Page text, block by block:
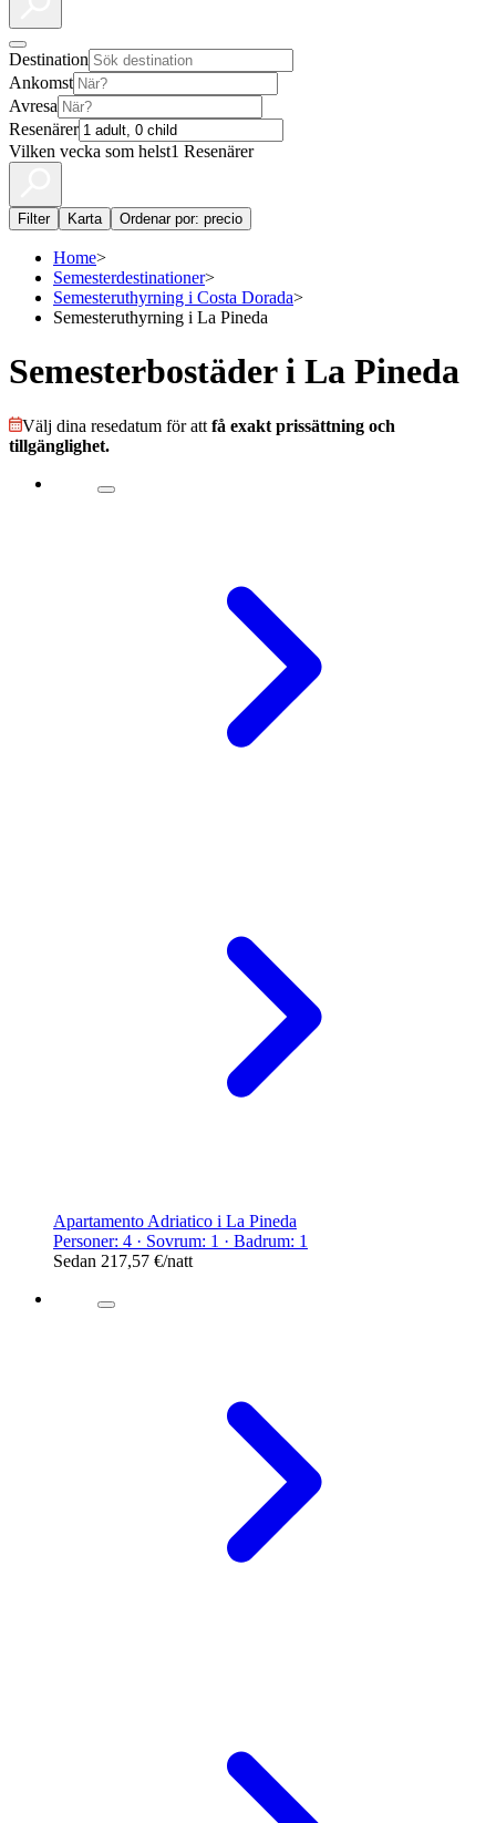
Destination
Ankomst
Avresa
Resenärer
Vilken vecka som helst1 Resenärer
Filter Karta Ordenar por: precio
Home>
Semesterdestinationer>
Semesteruthyrning i Costa Dorada>
Semesteruthyrning i La Pineda
Semesterbostäder i La Pineda
Välj dina resedatum för att få exakt prissättning och
tillgänglighet.
Apartamento Adriatico i La Pineda
Personer: 4 · Sovrum: 1 · Badrum: 1
Sedan 217,57 €/natt